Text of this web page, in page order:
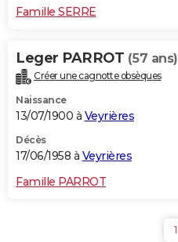
Famille SERRE
Leger PARROT (57 ans)
Créer une cagnotte obsèques
Naissance
13/07/1900 à Veyrières
Décès
17/06/1958 à Veyrières
Famille PARROT
1